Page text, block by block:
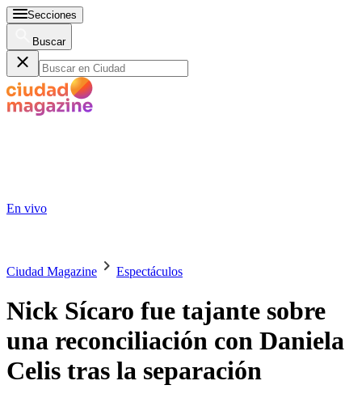
Secciones
Buscar
En vivo
Ciudad Magazine Espectáculos
Nick Sícaro fue tajante sobre
una reconciliación con Daniela
Celis tras la separación